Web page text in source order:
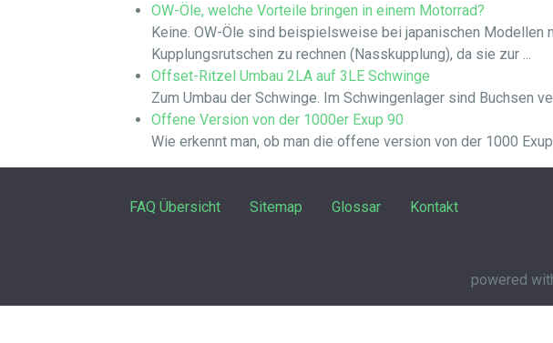
OW-Öle, welche Vorteile bringen in einem Motorrad?
Keine. OW-Öle sind beispielsweise bei japanischen
Kupplungsrutschen zu rechnen (Nasskupplung), da sie zur ...
Offset-Ritzel Umbau 2LA auf 3LE Schwinge
Zum Umbau der Schwinge. Im Schwingenlager sind Buchsen
Offene Version von der 1000er Exup 90
Wie erkennt man, ob man die offene version von der 1000
FAQ Übersicht Sitemap Glossar Kontakt
powered